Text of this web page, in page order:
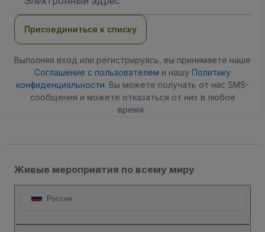
электронной
Присоединиться к списку
Выполняя вход или регистрируясь, вы принимаете наше
Соглашение с пользователем и нашу Политику
конфиденциальности. Вы можете получать от нас SMS-
сообщения и можете отказаться от них в любое
время.
Живые мероприятия по всему миру
Россия